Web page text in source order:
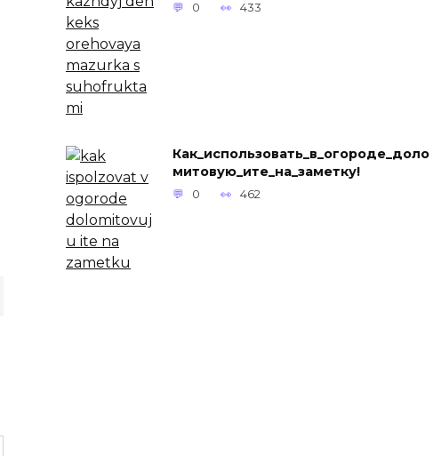
0 433
Как_использовать_в_огороде_доло
митовую_ите_на_заметку!
0 462